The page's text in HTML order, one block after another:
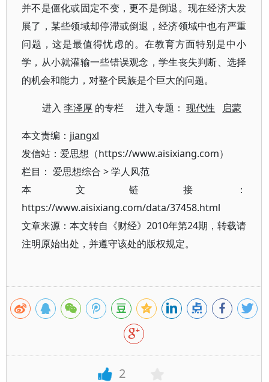
并不是僵化或固定不变，更不是倒退。现在经济大发
展了，某些领域却停滞或倒退，经济领域中也有严重
问题，这是最值得忧虑的。在教育方面特别是中小
学，从小就灌输一些错误观念，学生丧失判断、选择
的机会和能力，对整个民族是个巨大的问题。
进入李泽厚 的专栏 进入专题：现代性 启蒙
本文责编： jiangxl
发信站：爱思想（https://www.aisixiang.com）
栏目： 爱思想综合 >学人风范
本文链接：
https://www.aisixiang.com/data/37458.html
文章来源：本文转自《财经》2010年第24期，转载请
注明原始出处，并遵守该处的版权规定。
2